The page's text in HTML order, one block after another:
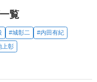
覧
#城彰二
#内田有紀
上彰